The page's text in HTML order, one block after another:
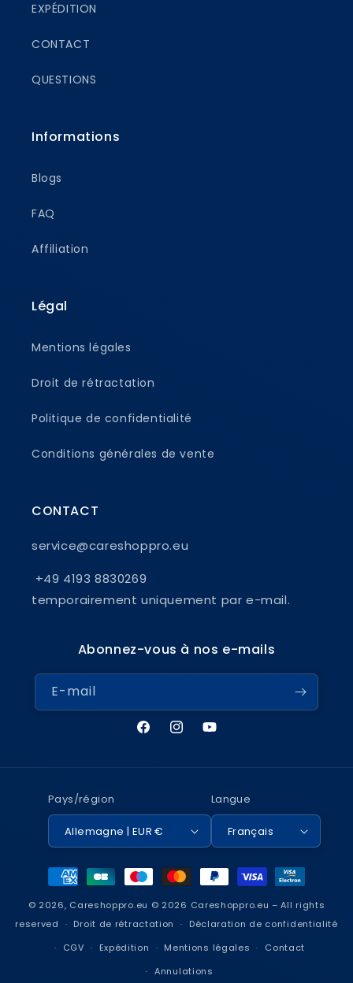
EXPÉDITION
CONTACT
QUESTIONS
Informations
Blogs
FAQ
Affiliation
Légal
Mentions légales
Droit de rétractation
Politique de confidentialité
Conditions générales de vente
CONTACT
service@careshoppro.eu
+49 4193 8830269
temporairement uniquement par e-mail.
Abonnez-vous à nos e-mails
E-mail
FacebookInstagramYouTube
Pays/région
Allemagne | EUR €
Langue
Français
Moyens
de
paiement
© 2026, Careshoppro.eu © 2026 Careshoppro.eu – All rights
reserved
Droit de rétractation
Déclaration de confidentialité
CGV
Expédition Mentions légales
Contact
Annulations